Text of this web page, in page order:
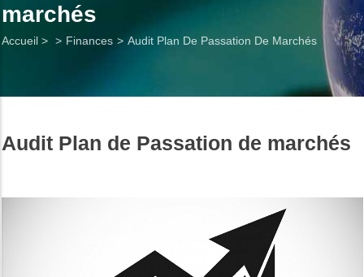
marchés
Fil
Accueil > Finances Audit Plan De Passation De Marchés
Audit Plan de Passation de marchés